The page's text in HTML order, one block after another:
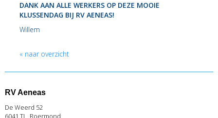
DANK AAN ALLE WERKERS OP DEZE MOOIE
KLUSSENDAG BIJ RV AENEAS!
Willem
« naar overzicht
RV Aeneas
De Weerd 52
6041 TL, Roermond